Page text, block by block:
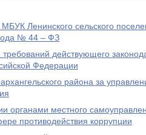
Ленинского сельского
№ 44 – ФЗ
действующего
Федерации
района за
органами местного
противодействия коррупции